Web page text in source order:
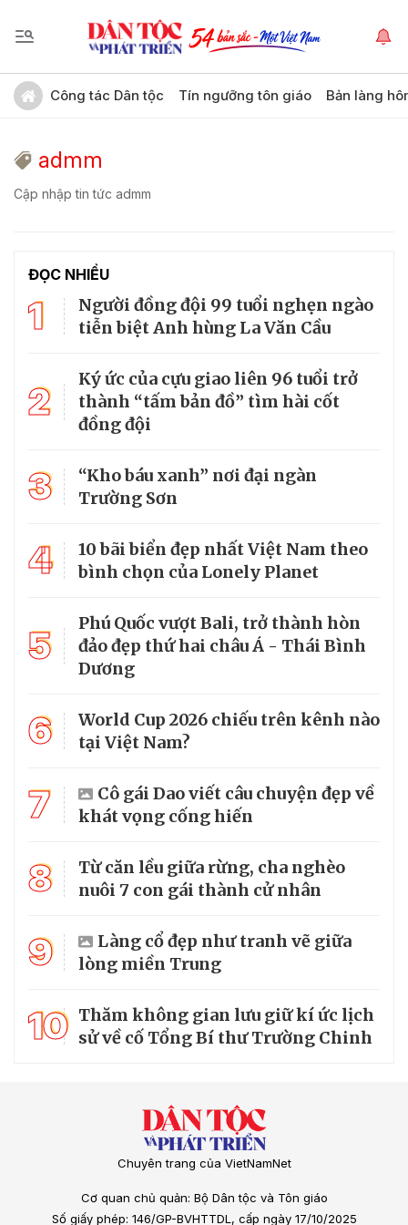
Công tác Dân tộc Tín ngưỡng tôn giáo Bản làng
admm
Cập nhập tin tức admm
ĐỌC NHIỀU
1
Người đồng đội 99 tuổi nghẹn ngào
tiễn biệt Anh hùng La Văn Cầu
2
Ký ức của cựu giao liên 96 tuổi trở
thành “tấm bản đồ” tìm hài cốt
đồng đội
3
“Kho báu xanh” nơi đại ngàn
Trường Sơn
4
10 bãi biển đẹp nhất Việt Nam theo
bình chọn của Lonely Planet
5
Phú Quốc vượt Bali, trở thành hòn
đảo đẹp thứ hai châu Á - Thái Bình
Dương
6
World Cup 2026 chiếu trên kênh nào
tại Việt Nam?
7
Cô gái Dao viết câu chuyện đẹp về
khát vọng cống hiến
8
Từ căn lều giữa rừng, cha nghèo
nuôi 7 con gái thành cử nhân
9
Làng cổ đẹp như tranh vẽ giữa
lòng miền Trung
10 Thăm không gian lưu giữ kí ức lịch
sử về cố Tổng Bí thư Trường Chinh
Chuyên trang của VietNamNet
Cơ quan chủ quản: Bộ Dân tộc và Tôn giáo
Số giấy phép: 146/GP-BVHTTDL, cấp ngày 17/10/2025